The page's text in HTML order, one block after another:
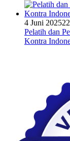
4 Juni 2025
Pelatih dan
Kontra